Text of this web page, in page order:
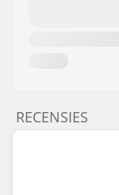
RECENSIES